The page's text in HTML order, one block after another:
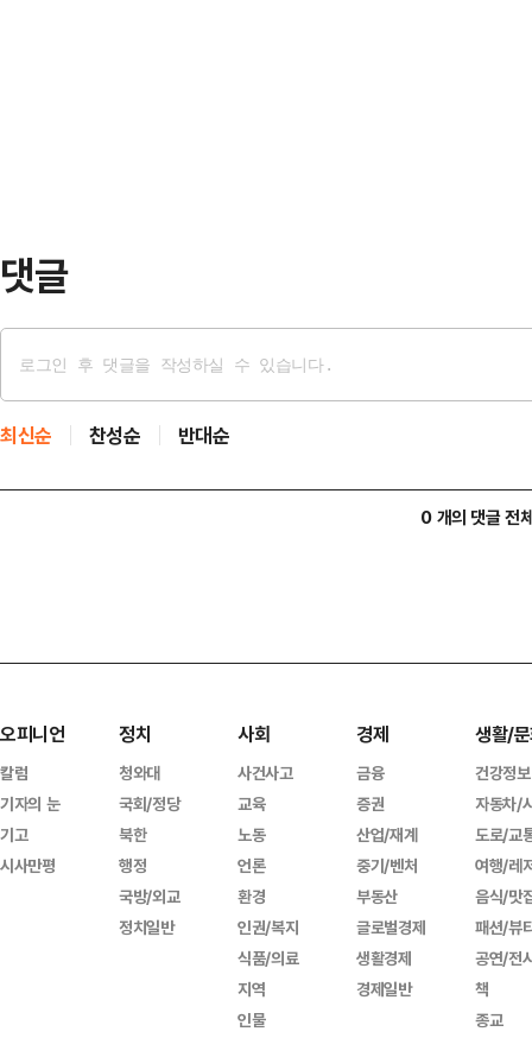
댓글
최신순 찬성순 반대순
0 개의 댓글 전
오피니언
칼럼
기자의 눈
기고
시사만평
정치
청와대
국회/정당
북한
행정
국방/외교
정치일반
사회
사건사고
교육
노동
언론
환경
인권/복지
식품/의료
지역
인물
경제
금융
증권
산업/재계
중기/벤처
부동산
글로벌경제
생활경제
경제일반
생활/
건강정보
자동차/
도로/교
여행/레
음식/맛
패션/뷰
공연/전
책
종교